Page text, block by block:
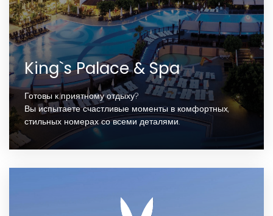
King`s Palace & Spa
Готовы к приятному отдыху?
Вы испытаете счастливые моменты в комфортных,
стильных номерах со всеми деталями.